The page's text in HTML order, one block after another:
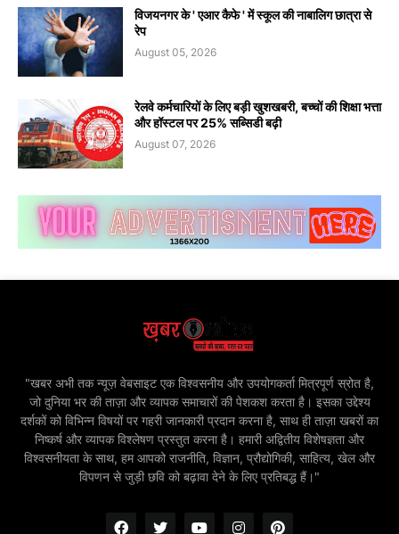
विजयनगर के ' एआर कैफे ' में स्कूल की नाबालिग छात्रा से
रेप
August 05, 2026
रेलवे कर्मचारियों के लिए बड़ी खुशखबरी, बच्चों की शिक्षा भत्ता
और हॉस्टल पर 25% सब्सिडी बढ़ी
August 07, 2026
"खबर अभी तक न्यूज़ वेबसाइट एक विश्वसनीय और उपयोगकर्ता मित्रपूर्ण स्रोत है,
जो दुनिया भर की ताज़ा और व्यापक समाचारों की पेशकश करता है। इसका उद्देश्य
दर्शकों को विभिन्न विषयों पर गहरी जानकारी प्रदान करना है, साथ ही ताज़ा खबरों का
निष्कर्ष और व्यापक विश्लेषण प्रस्तुत करना है। हमारी अद्वितीय विशेषज्ञता और
विश्वसनीयता के साथ, हम आपको राजनीति, विज्ञान, प्रौद्योगिकी, साहित्य, खेल और
विपणन से जुड़ी छवि को बढ़ावा देने के लिए प्रतिबद्ध हैं।"